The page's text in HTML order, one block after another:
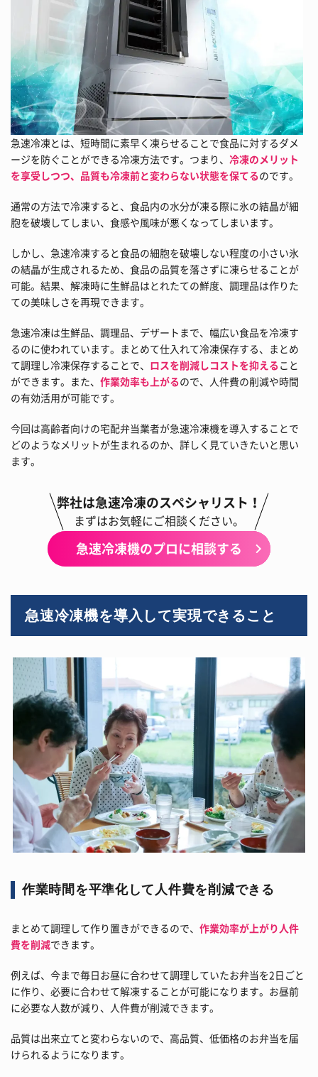
急速冷凍とは、短時間に素早く凍らせることで食品に対するダメ
ージを防ぐことができる冷凍方法です。つまり、 冷凍のメリット
を享受しつつ、品質も冷凍前と変わらない状態を保てるのです。
通常の方法で冷凍すると、食品内の水分が凍る際に氷の結晶が細
胞を破壊してしまい、食感や風味が悪くなってしまいます。
しかし、急速冷凍すると食品の細胞を破壊しない程度の小さい氷
の結晶が生成されるため、食品の品質を落さずに凍らせることが
可能。結果、解凍時に生鮮品はとれたての鮮度、調理品は作りた
ての美味しさを再現できます。
急速冷凍は生鮮品、調理品、デザートまで、幅広い食品を冷凍す
るのに使われています。まとめて仕入れて冷凍保存する、まとめ
て調理し冷凍保存することで、 ロスを削減しコストを抑えること
ができます。また、 作業効率も上がるので、人件費の削減や時間
の有効活用が可能です。
今回は高齢者向けの宅配弁当業者が急速冷凍機を導入することで
どのようなメリットが生まれるのか、詳しく見ていきたいと思い
ます。
弊社は急速冷凍のスペシャリスト！
まずはお気軽にご相談ください。
急速冷凍機のプロに相談する
急速冷凍機を導入して実現できること
作業時間を平準化して人件費を削減できる
まとめて調理して作り置きができるので、 作業効率が上がり人件
費を削減できます。
例えば、今まで毎日お昼に合わせて調理していたお弁当を2日ごと
に作り、必要に合わせて解凍することが可能になります。お昼前
に必要な人数が減り、人件費が削減できます。
品質は出来立てと変わらないので、高品質、低価格のお弁当を届
けられるようになります。